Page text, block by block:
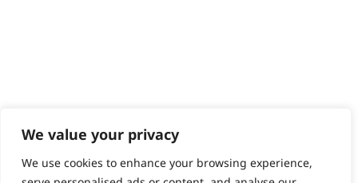
We value your privacy
We use cookies to enhance your browsing experience,